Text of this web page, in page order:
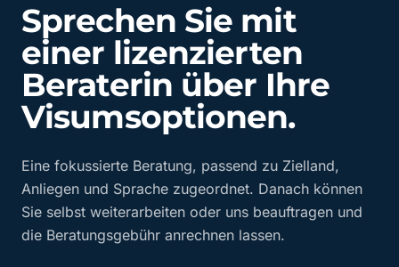
Sprechen Sie mit
einer lizenzierten
Beraterin über Ihre
Visumsoptionen.
Eine fokussierte Beratung, passend zu Zielland,
Anliegen und Sprache zugeordnet. Danach können
Sie selbst weiterarbeiten oder uns beauftragen und
die Beratungsgebühr anrechnen lassen.